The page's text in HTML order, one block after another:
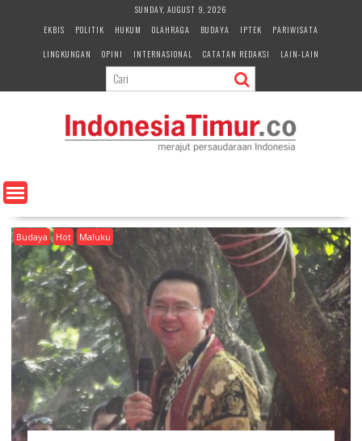
e
n
SUNDAY, AUGUST 9, 2026
EKBIS
POLITIK HUKUM OLAHRAGA BUDAYA IPTEK
PARIWISATA
LINGKUNGAN
OPINI INTERNASIONAL CATATAN REDAKSI LAIN-LAIN
Budaya Hot Maluku